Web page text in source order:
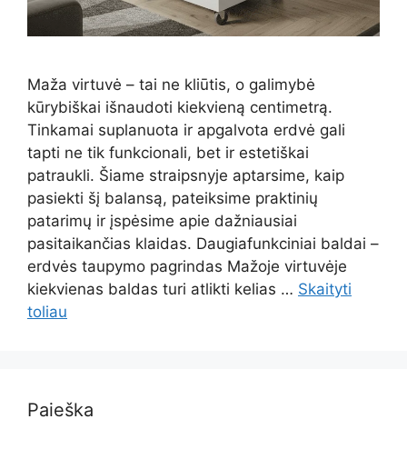
Maža virtuvė – tai ne kliūtis, o galimybė
kūrybiškai išnaudoti kiekvieną centimetrą.
Tinkamai suplanuota ir apgalvota erdvė gali
tapti ne tik funkcionali, bet ir estetiškai
patraukli. Šiame straipsnyje aptarsime, kaip
pasiekti šį balansą, pateiksime praktinių
patarimų ir įspėsime apie dažniausiai
pasitaikančias klaidas. Daugiafunkciniai baldai –
erdvės taupymo pagrindas Mažoje virtuvėje
kiekvienas baldas turi atlikti kelias … Skaityti
toliau
Paieška